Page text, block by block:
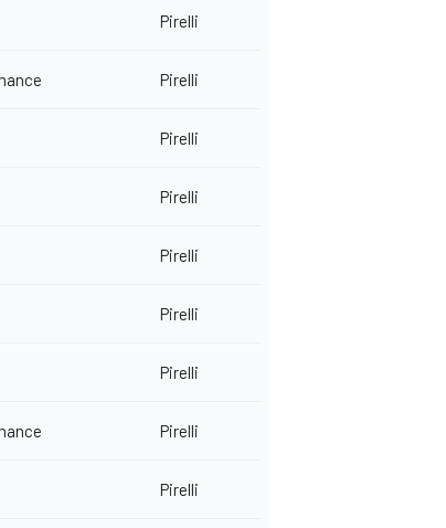
Pirelli
Pirelli
Pirelli
Pirelli
Pirelli
Pirelli
Pirelli
Pirelli
Pirelli